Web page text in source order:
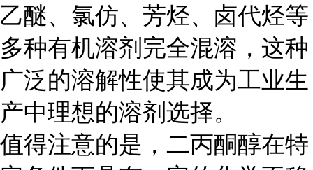
乙醚、氯仿、芳烃、卤代烃等
多种有机溶剂完全混溶，这种
广泛的溶解性使其成为工业生
产中理想的溶剂选择。
值得注意的是，二丙酮醇在特